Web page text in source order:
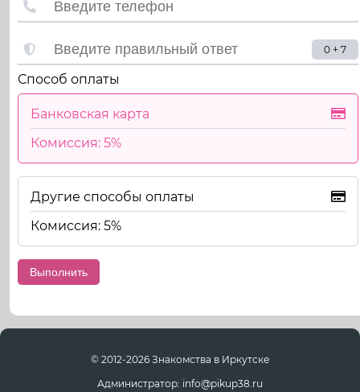
0 + 7
Способ оплаты
Банковская карта
Комиссия: 5%
Другие способы оплаты
Комиссия: 5%
© 2012-2026 Знакомства в Иркутске
Администратор: info@pikup38.ru